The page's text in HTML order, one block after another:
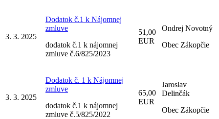
3. 3. 2025
Dodatok č.1 k Nájomnej
zmluve
dodatok č.1 k nájomnej
zmluve č.6/825/2023
51,00
EUR
Ondrej Novotný
Obec Zákopčie
3. 3. 2025
Dodatok č. 1 k Nájomnej
zmluve
dodatok č.1 k nájomnej
zmluve č.5/825/2022
65,00
EUR
Jaroslav
Delinčák
Obec Zákopčie